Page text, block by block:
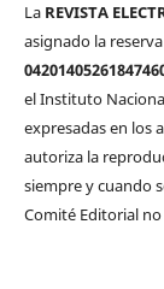
La REVISTA
asignado la
el Instituto
expresadas en los
autoriza la
siempre y cuando
Comité Editorial